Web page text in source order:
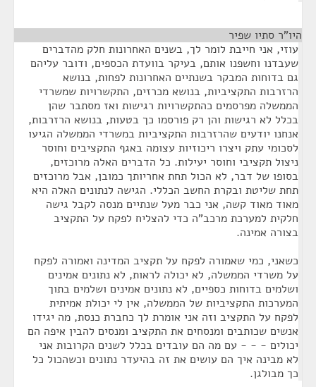
היו"ר סתיו שפיר
עוזי, אני חייבת לומר לך, בשנים האחרונות חלק מהדברים
שעבדנו וחשפנו אותם, בעיקר בוועדת הכספים, ודובר עליהם
גם בדוחות המבקר בשנתיים האחרונות לפחות, בנושא
הרזרבות התקציביות, בנושא מכרזים, התקשרויות שמשרדי
הממשלה מפרסמים כהתקשרויות רגישות ואז מסתבר שהן
בכלל לא רגישות והן רק פורסמו כך בטעות, בנושא הרזרבות,
אנחנו יודעים שהרזרבות התקציביות במשרדי הממשלה הגיעו
לסכומי עתק ויצרו ריכוזיות עצומה באגף התקציבים וחוסר
ניצול תקציבי וחוסר יעילות. כל הדברים האלה מרוכזים,
בסופו של דבר, לא הכול תחת אחריותך כמובן, אבל מרוכזים
תחת שליטת ובקרת החשב הכללי. הגישה לנתונים האלה היא
מאוד מאוד קשה, אני כבר מעל שנתיים מנסה לקבל גישה
חלקית למערכת מרכב"ה כדי להצליח לפקח על התקציב
בצורה אמינה.
כשאני, כמי שאמורה לפקח על תקציב המדינה ואמורה לפקח
על משרדי הממשלה, לא יכולה לראות, לא נתונים אמינים
ושלמים בדוחות כספיים, לא נתונים אמינים ושלמים בתוך
המערכות התקציביות של הממשלה, אין לי יכולת אמיתית
לפקח על התקציב וזה אני אומרת לך כחברת כנסת, מה יגידו
אנשים שכותבים ומנסחים את התקציב ומנסים להבין איפה הם
יכולים - - - עם מה הם עובדים בכלל לשנים הקרובות אני
לא מבינה איך הם עושים את זה בהיעדר נתונים וכשהכול כל
כך מבולגן.